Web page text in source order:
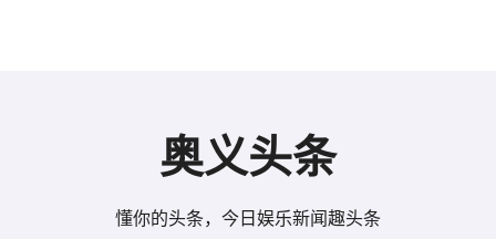
奥义头条
懂你的头条，今日娱乐新闻趣头条